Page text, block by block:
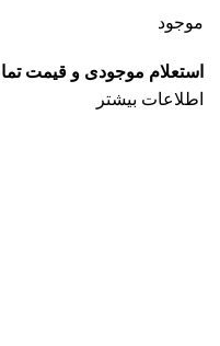
موجود
استعلام موجودی و قیمت
اطلاعات بیشتر